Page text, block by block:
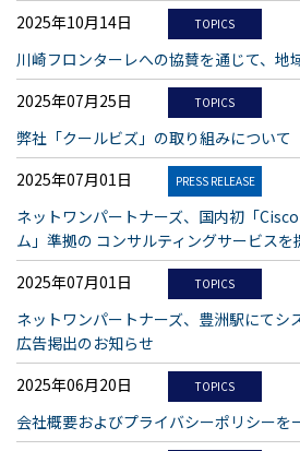
2025年10月14日
TOPICS
川崎フロンターレへの協賛を通じて、地
2025年07月25日
TOPICS
弊社「クールビズ」の取り組みについて
2025年07月01日
PRESS RELEASE
ネットワンパートナーズ、国内初「
ム」準拠の コンサルティングサービスを
2025年07月01日
TOPICS
ネットワンパートナーズ、豊洲駅にてシ
広告掲出のお知らせ
2025年06月20日
TOPICS
会社概要およびプライバシーポリシーを